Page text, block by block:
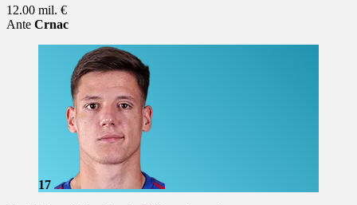
12.00 mil. €
Ante Crnac
17